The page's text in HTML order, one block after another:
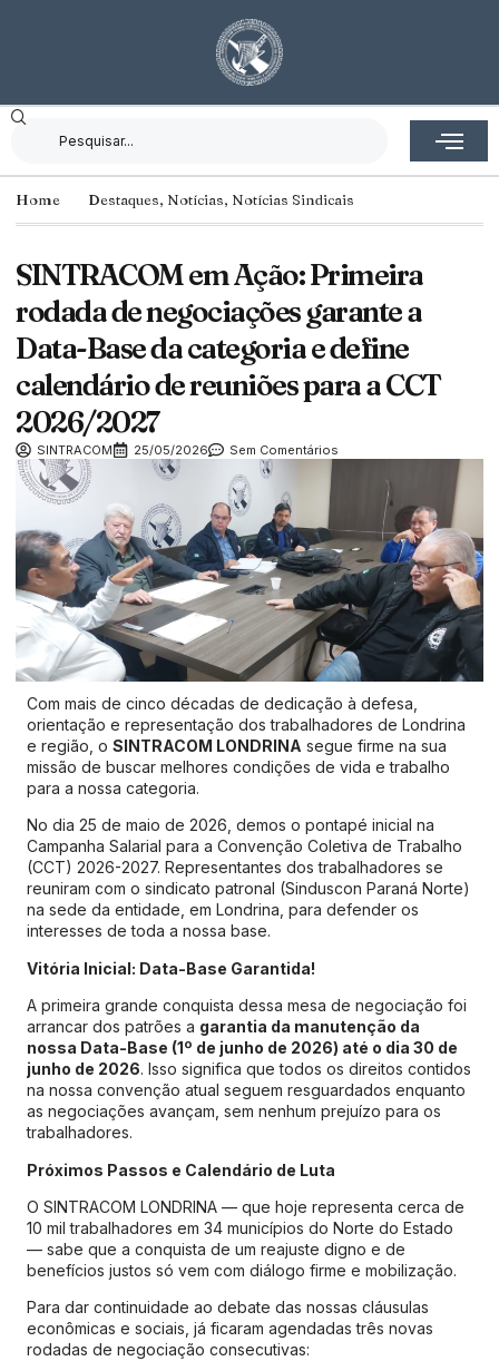
Home Destaques, Notícias, Notícias Sindicais
SINTRACOM em Ação: Primeira
rodada de negociações garante a
Data-Base da categoria e define
calendário de reuniões para a CCT
2026/2027
SINTRACOM 25/05/2026 Sem Comentários
Com mais de cinco décadas de dedicação à defesa,
orientação e representação dos trabalhadores de Londrina
e região, o SINTRACOM LONDRINA segue firme na sua
missão de buscar melhores condições de vida e trabalho
para a nossa categoria.
No dia 25 de maio de 2026, demos o pontapé inicial na
Campanha Salarial para a Convenção Coletiva de Trabalho
(CCT) 2026-2027. Representantes dos trabalhadores se
reuniram com o sindicato patronal (Sinduscon Paraná Norte)
na sede da entidade, em Londrina, para defender os
interesses de toda a nossa base.
Vitória Inicial: Data-Base Garantida!
A primeira grande conquista dessa mesa de negociação foi
arrancar dos patrões a garantia da manutenção da
nossa Data-Base (1º de junho de 2026) até o dia 30 de
junho de 2026. Isso significa que todos os direitos contidos
na nossa convenção atual seguem resguardados enquanto
as negociações avançam, sem nenhum prejuízo para os
trabalhadores.
Próximos Passos e Calendário de Luta
O SINTRACOM LONDRINA — que hoje representa cerca de
10 mil trabalhadores em 34 municípios do Norte do Estado
— sabe que a conquista de um reajuste digno e de
benefícios justos só vem com diálogo firme e mobilização.
Para dar continuidade ao debate das nossas cláusulas
econômicas e sociais, já ficaram agendadas três novas
rodadas de negociação consecutivas: